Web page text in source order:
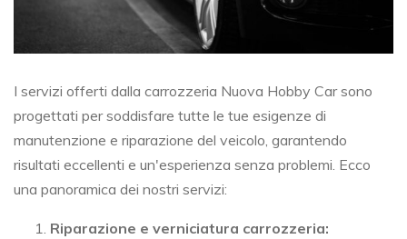
I servizi offerti dalla carrozzeria Nuova Hobby Car sono
progettati per soddisfare tutte le tue esigenze di
manutenzione e riparazione del veicolo, garantendo
risultati eccellenti e un'esperienza senza problemi. Ecco
una panoramica dei nostri servizi:
Riparazione e verniciatura carrozzeria: